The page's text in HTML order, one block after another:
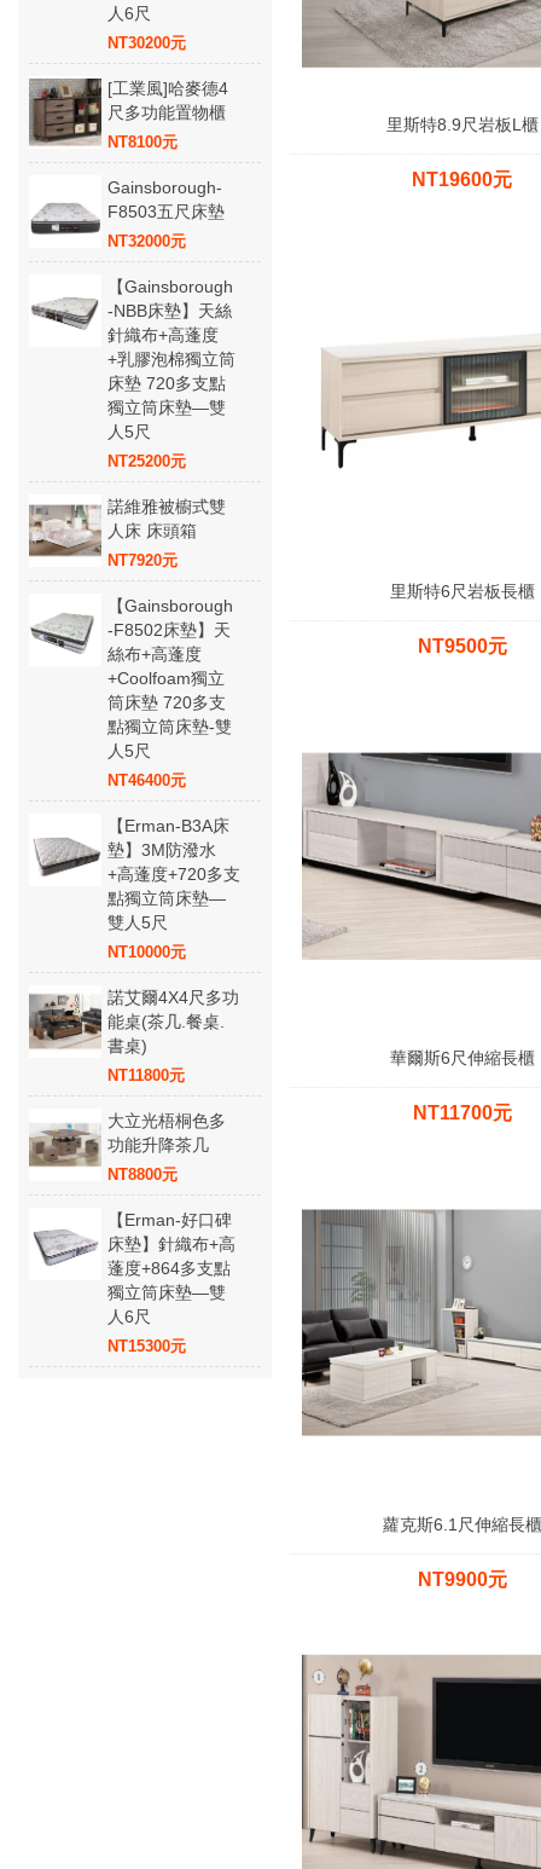
人6尺
NT30200元
[工業風]哈麥德4
尺多功能置物櫃
NT8100元
Gainsborough-
F8503五尺床墊
NT32000元
【Gainsborough
-NBB床墊】天絲
針織布+高蓬度
+乳膠泡棉獨立筒
床墊 720多支點
獨立筒床墊—雙
人5尺
NT25200元
諾維雅被櫥式雙
人床 床頭箱
NT7920元
【Gainsborough
-F8502床墊】天
絲布+高蓬度
+Coolfoam獨立
筒床墊 720多支
點獨立筒床墊-雙
人5尺
NT46400元
【Erman-B3A床
墊】3M防潑水
+高蓬度+720多支
點獨立筒床墊—
雙人5尺
NT10000元
諾艾爾4X4尺多功
能桌(茶几.餐桌.
書桌)
NT11800元
大立光梧桐色多
功能升降茶几
NT8800元
【Erman-好口碑
床墊】針織布+高
蓬度+864多支點
獨立筒床墊—雙
人6尺
NT15300元
里斯特8.9尺岩板L櫃
NT19600元
里斯特6尺岩板長櫃
NT9500元
華爾斯6尺伸縮長櫃
NT11700元
蘿克斯6.1尺伸縮長櫃
NT9900元